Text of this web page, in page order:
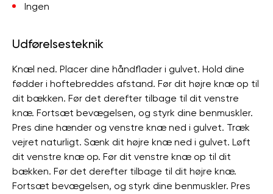
Ingen
Udførelsesteknik
Knæl ned. Placer dine håndflader i gulvet. Hold dine
fødder i hoftebreddes afstand. Før dit højre knæ op til
dit bækken. Før det derefter tilbage til dit venstre
knæ. Fortsæt bevægelsen, og styrk dine benmuskler.
Pres dine hænder og venstre knæ ned i gulvet. Træk
vejret naturligt. Sænk dit højre knæ ned i gulvet. Løft
dit venstre knæ op. Før dit venstre knæ op til dit
bækken. Før det derefter tilbage til dit højre knæ.
Fortsæt bevægelsen, og styrk dine benmuskler. Pres